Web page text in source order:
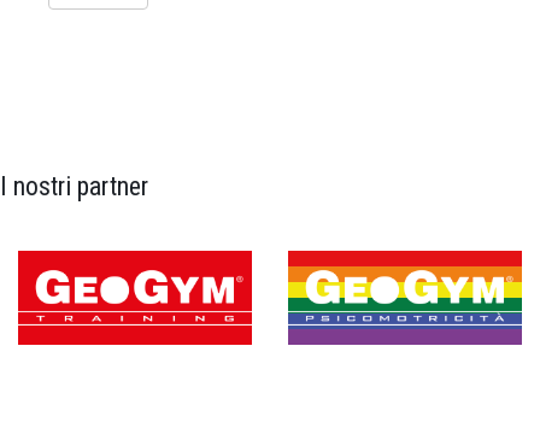
I nostri partner